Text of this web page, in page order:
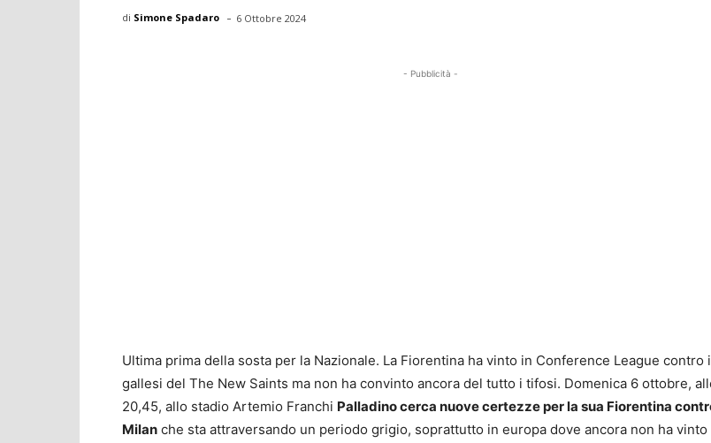
di Simone Spadaro - 6 Ottobre 2024
- Pubblicità -
Ultima prima della sosta per la Nazionale. La Fiorentina ha vinto in Conference League contro i
gallesi del The New Saints ma non ha convinto ancora del tutto i tifosi. Domenica 6 ottobre,
20,45, allo stadio Artemio Franchi Palladino cerca nuove certezze per la sua Fiorentina
Milan che sta attraversando un periodo grigio, soprattutto in europa dove ancora non ha vinto